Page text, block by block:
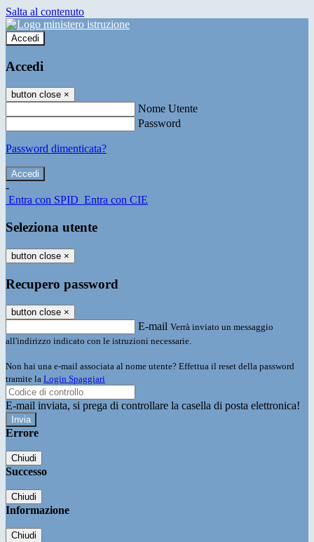
Salta al contenuto
Accedi
Accedi
button close ×
Nome Utente
Password
Password dimenticata?
-
Entra con SPID Entra con CIE
Seleziona utente
button close ×
Recupero password
button close ×
E-mail Verrà inviato un messaggio
all'indirizzo indicato con le istruzioni necessarie.
Non hai una e-mail associata al nome utente? Effettua il reset della password
tramite la Login Spaggiari
E-mail inviata, si prega di controllare la casella di posta elettronica!
Errore
Chiudi
Successo
Chiudi
Informazione
Chiudi